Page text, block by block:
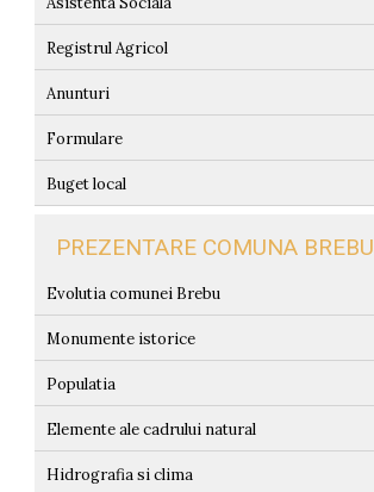
Registrul Agricol
Anunturi
Formulare
Buget local
PREZENTARE COMUNA BREBU
Evolutia comunei Brebu
Monumente istorice
Populatia
Elemente ale cadrului natural
Hidrografia si clima